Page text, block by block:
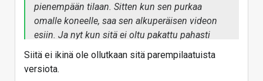
pienempään tilaan. Sitten kun sen purkaa
omalle koneelle, saa sen alkuperäisen videon
esiin. Ja nyt kun sitä ei oltu pakattu pahasti
häviöllisellä videokoodekilla sitä voi editoida
itse jos tarvii ja sitten kun itse julkaisee videon
Siitä ei ikinä ole ollutkaan sitä parempilaatuista
versiota.